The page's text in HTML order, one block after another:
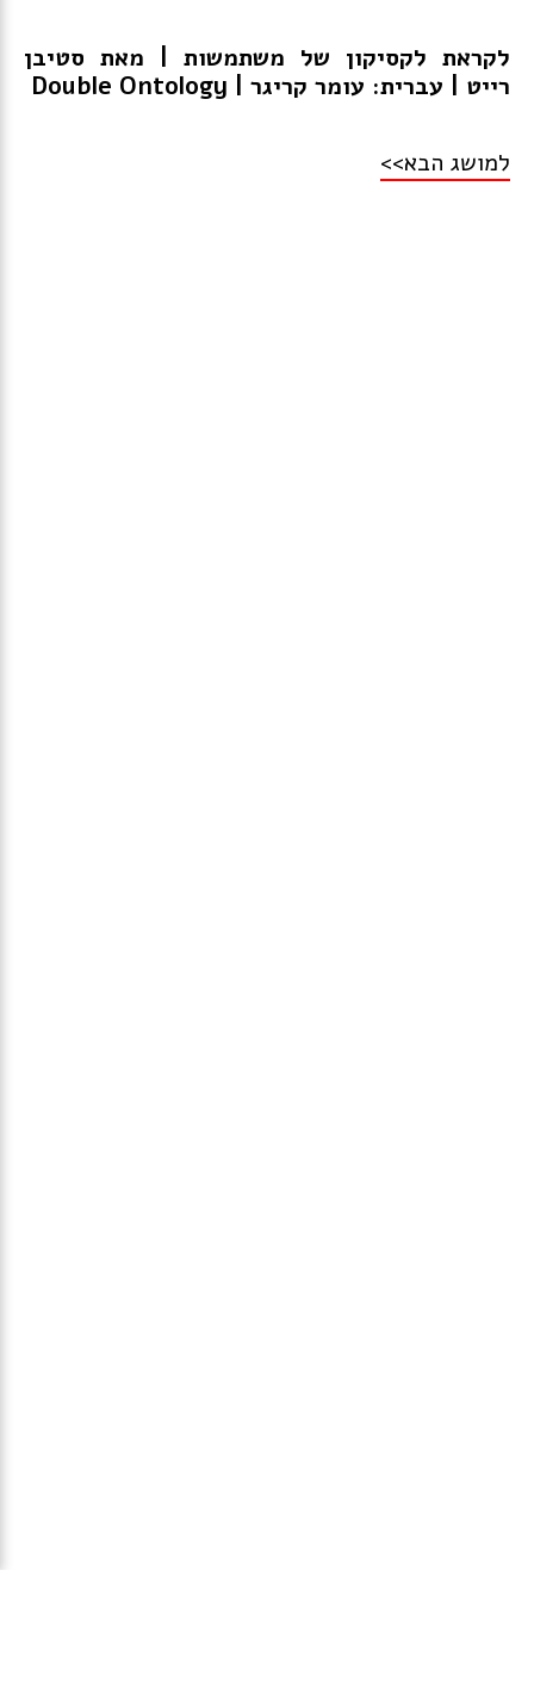
לקראת לקסיקון של משתמשות | מאת סטיבן
רייט | עברית: עומר קריגר | Double Ontology
למושג הבא>>